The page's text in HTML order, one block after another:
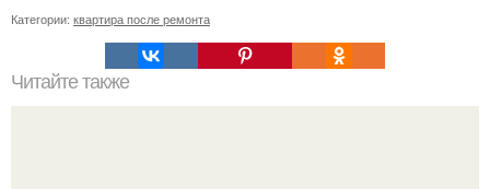
Категории: квартира после ремонта
Читайте также